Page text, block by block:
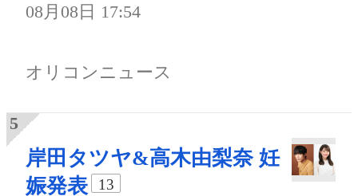
08月08日 17:54
オリコンニュース
岸田タツヤ&高木由梨奈 妊
娠発表
13